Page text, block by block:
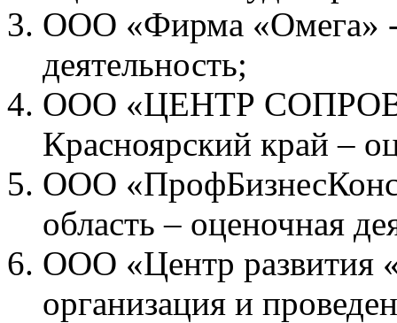
ООО «Фирма «Омега» -
деятельность;
ООО «ЦЕНТР
Красноярский край –
ООО
область – оценочная
ООО «Центр развития
организация и